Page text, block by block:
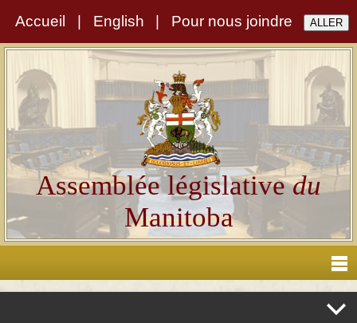
Accueil English Pour nous joindre
Assemblée législativedu
Manitoba